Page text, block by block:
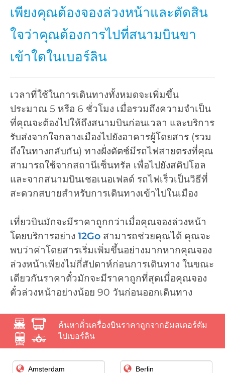
เพียงคุณต้องจองล่วงหน้าและตัดสิน
ใจว่าคุณต้องการไปที่สนามบินขา
เข้าใดในเบอร์ลิน
เวลาที่ใช้ในการเดินทางทั้งหมดจะเพิ่มขึ้น
ประมาณ 5 หรือ 6 ชั่วโมง เมื่อรวมถึงความจำเป็น
ที่คุณจะต้องไปให้ถึงสนามบินก่อนเวลา และบริการ
รับส่งจากใจกลางเมืองไปยังอาคารผู้โดยสาร (รวม
ถึงในทางกลับกัน) ทางฝั่งดัตช์มีรถไฟสายตรงที่คุณ
สามารถใช้จากสถานีเซ็นทรัล เพื่อไปยังสคิปโฮล
และจากสนามบินเชอเนอเฟลด์ รถไฟเร็วเป็นวิธีที่
สะดวกสบายสำหรับการเดินทางเข้าไปในเมือง
เที่ยวบินมักจะมีราคาถูกกว่าเมื่อคุณจองล่วงหน้า
โดยบริการอย่าง 12Go สามารถช่วยคุณได้ คุณจะ
พบว่าค่าโดยสารเริ่มเพิ่มขึ้นอย่างมากหากคุณจอง
ล่วงหน้าเพียงไม่กี่สัปดาห์ก่อนการเดินทาง ในขณะ
เดียวกันราคาตั๋วมักจะมีราคาถูกที่สุดเมื่อคุณจอง
ตั๋วล่วงหน้าอย่างน้อย 90 วันก่อนออกเดินทาง
ค้นหาตั๋วเครื่องบินราคาถูกจากอัมสเตอร์ดัม
ไปเบอร์ลิน